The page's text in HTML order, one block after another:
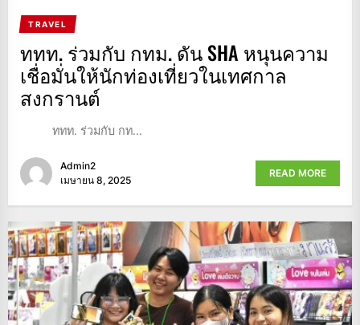
TRAVEL
ททท. ร่วมกับ กทม. ดัน SHA หนุนความ
เชื่อมั่นให้นักท่องเที่ยวในเทศกาล
สงกรานต์
ททท. ร่วมกับ กท...
Admin2
เมษายน 8, 2025
READ MORE